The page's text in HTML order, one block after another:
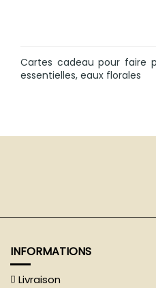
Cartes cadeau pour faire
essentielles, eaux florales
INFORMATIONS
Livraison